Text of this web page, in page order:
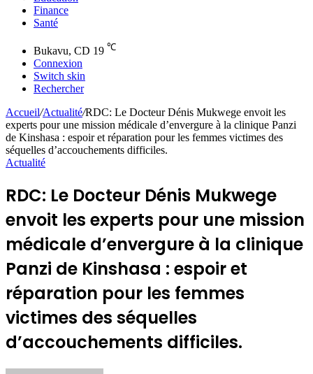
Finance
Santé
Bukavu, CD 19 ℃
Connexion
Switch skin
Rechercher
Accueil/Actualité/RDC: Le Docteur Dénis Mukwege envoit les
experts pour une mission médicale d’envergure à la clinique Panzi
de Kinshasa : espoir et réparation pour les femmes victimes des
séquelles d’accouchements difficiles.
Actualité
RDC: Le Docteur Dénis Mukwege
envoit les experts pour une mission
médicale d’envergure à la clinique
Panzi de Kinshasa : espoir et
réparation pour les femmes
victimes des séquelles
d’accouchements difficiles.